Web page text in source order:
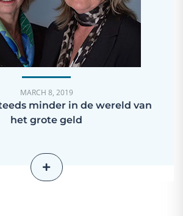
MARCH 8, 2019
minder in de wereld van
het grote geld